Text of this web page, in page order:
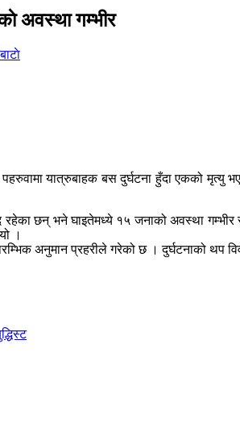
अवस्था गम्भीर
पहरुवामा यात्रुबाहक बस दुर्घटना हुँदा
रहेका छन् भने घाइतेमध्ये १५ जनाको अवस्था
।
अनुमान प्रहरीले गरेको छ । दुर्घटनाको